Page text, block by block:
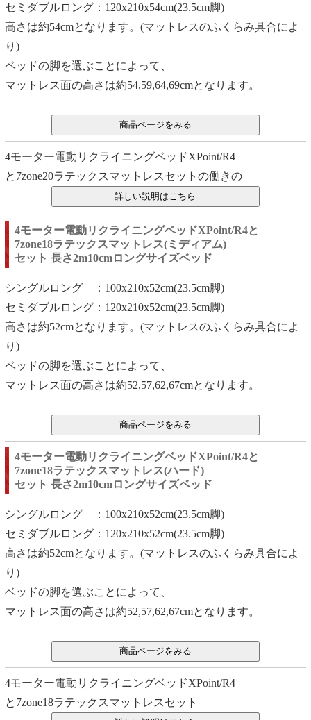
セミダブルロング：120x210x54cm(23.5cm脚)
高さは約54cmとなります。(マットレスのふくらみ具合によ
り)
ベッドの脚を選ぶことによって、
マットレス面の高さは約54,59,64,69cmとなります。
4モーター電動リクライニングベッドXPoint/R4
と7zone20ラテックスマットレスセットの働きの
4モーター電動リクライニングベッドXPoint/R4と
7zone18ラテックスマットレス(ミディアム)
セット 長さ2m10cmロングサイズベッド
シングルロング ：100x210x52cm(23.5cm脚)
セミダブルロング：120x210x52cm(23.5cm脚)
高さは約52cmとなります。(マットレスのふくらみ具合によ
り)
ベッドの脚を選ぶことによって、
マットレス面の高さは約52,57,62,67cmとなります。
4モーター電動リクライニングベッドXPoint/R4と
7zone18ラテックスマットレス(ハード)
セット 長さ2m10cmロングサイズベッド
シングルロング ：100x210x52cm(23.5cm脚)
セミダブルロング：120x210x52cm(23.5cm脚)
高さは約52cmとなります。(マットレスのふくらみ具合によ
り)
ベッドの脚を選ぶことによって、
マットレス面の高さは約52,57,62,67cmとなります。
4モーター電動リクライニングベッドXPoint/R4
と7zone18ラテックスマットレスセット